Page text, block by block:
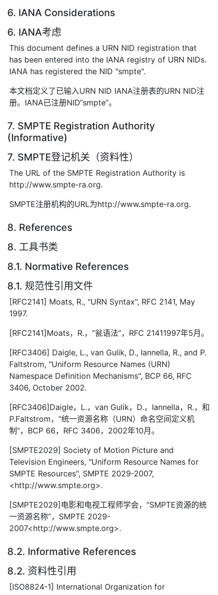
6. IANA Considerations
6. IANA考虑
This document defines a URN NID registration that
has been entered into the IANA registry of URN NIDs.
IANA has registered the NID "smpte".
本文档定义了已输入URN NID IANA注册表的URN NID注
册。IANA已注册NID“smpte”。
7. SMPTE Registration Authority
(Informative)
7. SMPTE登记机关（资料性）
The URL of the SMPTE Registration Authority is
http://www.smpte-ra.org.
SMPTE注册机构的URL为http://www.smpte-ra.org.
8. References
8. 工具书类
8.1. Normative References
8.1. 规范性引用文件
[RFC2141] Moats, R., "URN Syntax", RFC 2141, May
1997.
[RFC2141]Moats，R.，“瓮语法”，RFC 21411997年5月。
[RFC3406] Daigle, L., van Gulik, D., Iannella, R., and P.
Faltstrom, "Uniform Resource Names (URN)
Namespace Definition Mechanisms", BCP 66, RFC
3406, October 2002.
[RFC3406]Daigle，L.，van Gulik，D.，Iannella，R.，和
P.Faltstrom，“统一资源名称（URN）命名空间定义机
制”，BCP 66，RFC 3406，2002年10月。
[SMPTE2029] Society of Motion Picture and
Television Engineers, "Uniform Resource Names for
SMPTE Resources", SMPTE 2029-2007,
<http://www.smpte.org>.
[SMPTE2029]电影和电视工程师学会，“SMPTE资源的统
一资源名称”，SMPTE 2029-
2007<http://www.smpte.org>.
8.2. Informative References
8.2. 资料性引用
[ISO8824-1] International Organization for